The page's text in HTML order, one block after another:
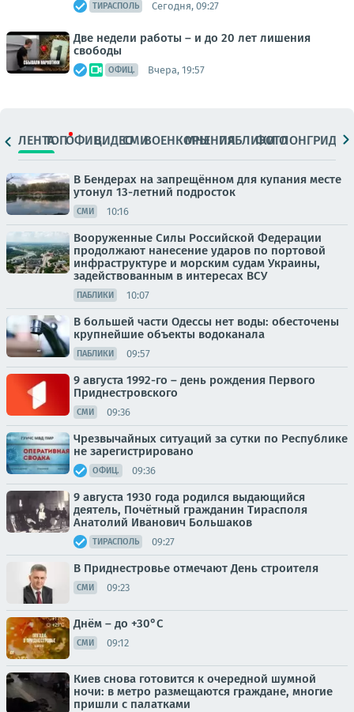
ТИРАСПОЛЬ Сегодня, 09:27
Две недели работы – и до 20 лет лишения
свободы
ОФИЦ. Вчера, 19:57
ЛЕНТАТОПОФИЦ.ВИДЕОСМИВОЕНКОРЫМНЕНИЯПАБЛИКИ
ФОТОЛОНГРИДЫ
В Бендерах на запрещённом для купания месте
утонул 13-летний подросток
СМИ 10:16
Вооруженные Силы Российской Федерации
продолжают нанесение ударов по портовой
инфраструктуре и морским судам Украины,
задействованным в интересах ВСУ
ПАБЛИКИ 10:07
В большей части Одессы нет воды: обесточены
крупнейшие объекты водоканала
ПАБЛИКИ 09:57
9 августа 1992-го – день рождения Первого
Приднестровского
СМИ 09:36
Чрезвычайных ситуаций за сутки по Республике
не зарегистрировано
ОФИЦ. 09:36
9 августа 1930 года родился выдающийся
деятель, Почётный гражданин Тирасполя
Анатолий Иванович Большаков
ТИРАСПОЛЬ 09:27
В Приднестровье отмечают День строителя
СМИ 09:23
Днём – до +30°С
СМИ 09:12
Киев снова готовится к очередной шумной
ночи: в метро размещаются граждане, многие
пришли с палатками